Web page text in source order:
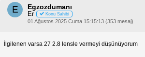
E Egzozdumanı
Er Konu Sahibi
01 Ağustos 2025 Cuma 15:15:13 (353 mesaj)
İlgilenen varsa 27 2.8 lensle vermeyi düşünüyorum